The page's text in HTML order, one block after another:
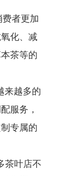
者更加
化、减
茶等的
来越多的
服务，
专属的
茶叶店不